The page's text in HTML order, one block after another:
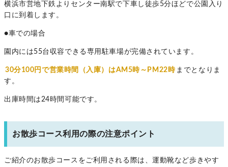
横浜市営地下鉄よりセンター南駅で下車し徒歩5分ほどで公園入り
口に到着します。
●車での場合
園内には55台収容できる専用駐車場が完備されています。
30分100円で営業時間（入庫）はAM5時～PM22時 までとなりま
す。
出庫時間は24時間可能です。
お散歩コース利用の際の注意ポイント
ご紹介のお散歩コースをご利用される際は、運動靴など歩きやす